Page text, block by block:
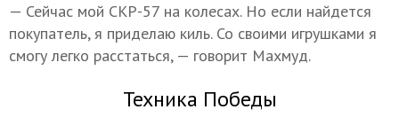
— Сейчас мой СКР-57 на колесах. Но если найдется
покупатель, я приделаю киль. Со своими игрушками я
смогу легко расстаться, — говорит Махмуд.
Техника Победы